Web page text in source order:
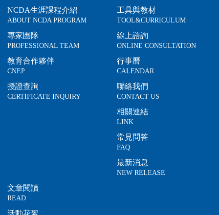
NCDA生涯課程介紹
ABOUT NCDA PROGRAM
專家團隊
PROFESSIONAL TEAM
教育合作夥伴
CNEP
授證查詢
CERTIFICATE INQUIRY
工具與教材
TOOL&CURRICULUM
線上諮詢
ONLINE CONSULTATION
行事曆
CALENDAR
聯絡我們
CONTACT US
相關連結
LINK
常見問答
FAQ
最新消息
NEW RELEASE
文章閱讀
READ
活動花絮